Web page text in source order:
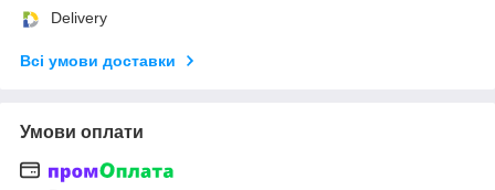
Delivery
Всі умови доставки
Умови оплати